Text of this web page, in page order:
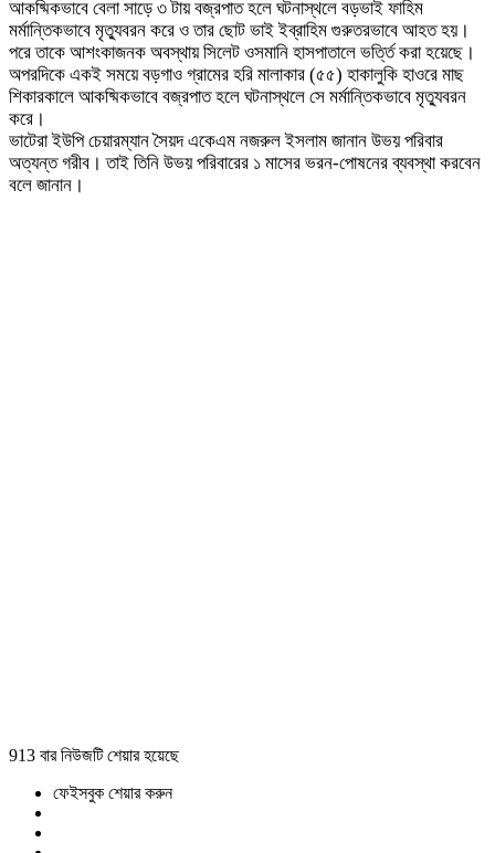
আকষ্মিকভাবে বেলা সাড়ে ৩ টায় বজ্রপাত হলে ঘটনাস্থলে বড়ভাই ফাহিম
মর্মান্তিকভাবে মৃত্যুবরন করে ও তার ছোট ভাই ইব্রাহিম গুরুতরভাবে আহত হয়।
পরে তাকে আশংকাজনক অবস্থায় সিলেট ওসমানি হাসপাতালে ভর্ত্তি করা হয়েছে।
অপরদিকে একই সময়ে বড়গাও গ্রামের হরি মালাকার (৫৫) হাকালুকি হাওরে মাছ
শিকারকালে আকষ্মিকভাবে বজ্রপাত হলে ঘটনাস্থলে সে মর্মান্তিকভাবে মৃত্যুবরন
করে।
ভাটেরা ইউপি চেয়ারম্যান সৈয়দ একেএম নজরুল ইসলাম জানান উভয় পরিবার
অত্যন্ত গরীব। তাই তিনি উভয় পরিবারের ১ মাসের ভরন-পোষনের ব্যবস্থা করবেন
বলে জানান।
913 বার নিউজটি শেয়ার হয়েছে
ফেইসবুক শেয়ার করুন